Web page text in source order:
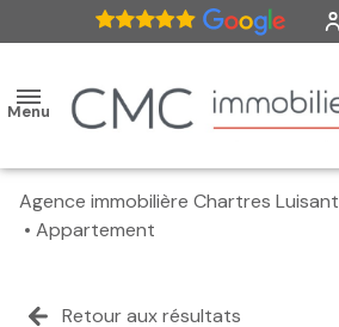
Menu
accueil
Agence immobilière Chartres Luisant
Appartement
Retour aux résultats